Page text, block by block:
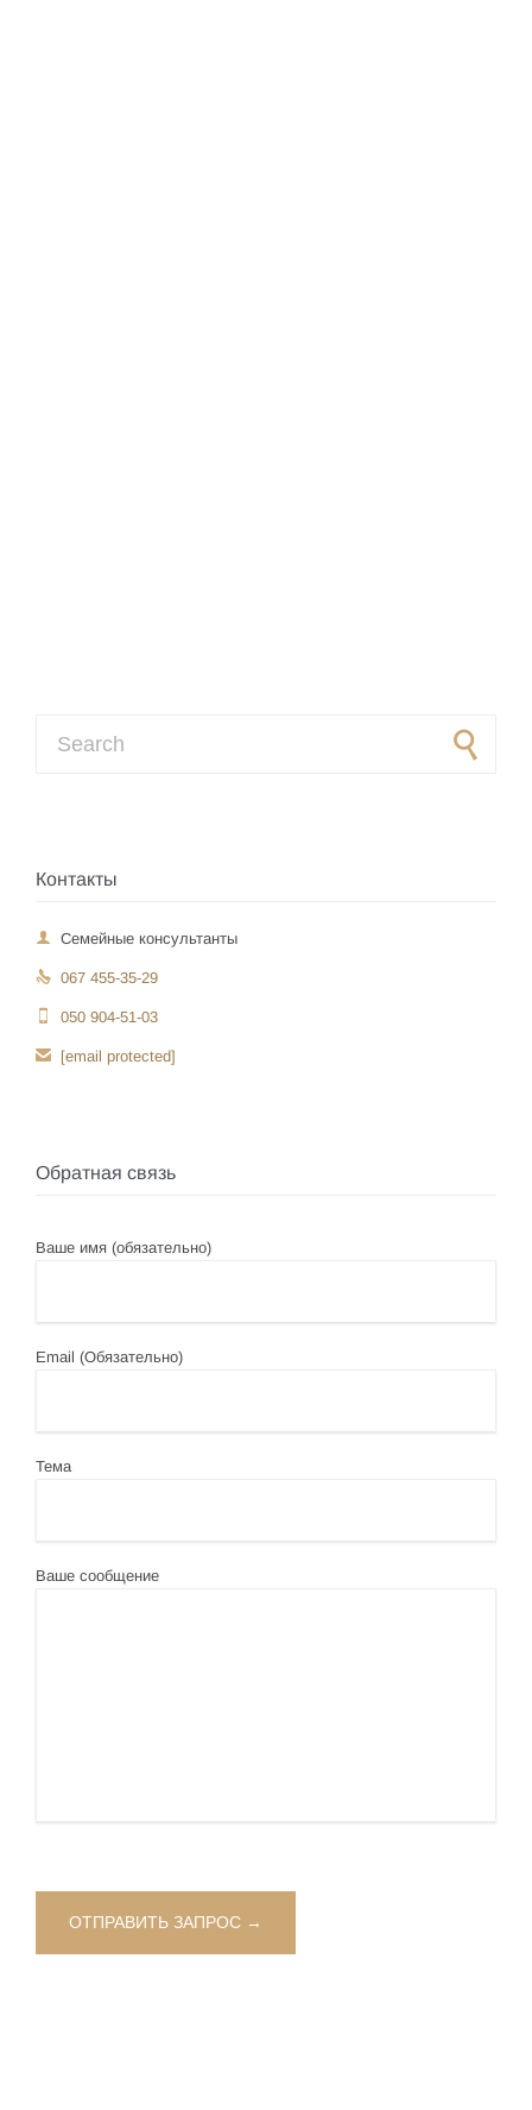
Контакты
 Семейные консультанты
 067 455-35-29
050 904-51-03
 [email protected]
Обратная связь
Ваше имя (обязательно)
Email (Обязательно)
Тема
Ваше сообщение